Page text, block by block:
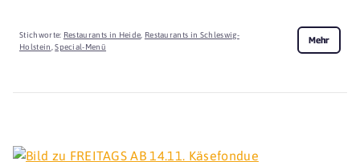
Stichworte: Restaurants in Heide Restaurants in Schleswig-
Holstein ,Special-Menü
Mehr